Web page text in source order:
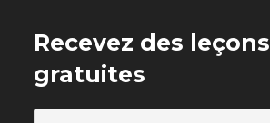
Recevez des leçons
gratuites